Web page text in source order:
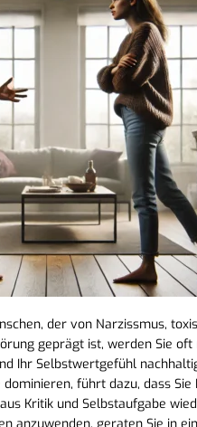
der von Narzissmus,
geprägt ist, werden Sie
Ihr Selbstwertgefühl
führt dazu, dass Sie
Kritik und Selbstaufgabe